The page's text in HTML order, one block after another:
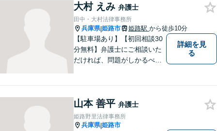
はどうにもならないと思える
事でも、弁護士に相談するこ
とでスムーズな解決に繋がる
ことがあります。
大村 えみ 弁護士
田中・大村法律事務所
兵庫県|姫路市 姫路駅 から徒歩10分
【駐車場あり】【初回相談30
分無料】弁護士にご相談いた
だければ、問題がしかるべき
ら、お早めに弁護士にご相談
ください。
詳細を見
る
山本 善平 弁護士
姫路野里法律事務所
兵庫県|姫路市